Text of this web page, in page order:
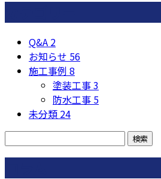
Q&A 2
お知らせ 56
施工事例 8
塗装工事3
防水工事 5
未分類 24